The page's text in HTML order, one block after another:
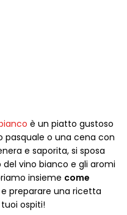
è un piatto gustoso
o una cena con
e saporita, si sposa
vino bianco e gli aromi
insieme come
e preparare una ricetta
ospiti!